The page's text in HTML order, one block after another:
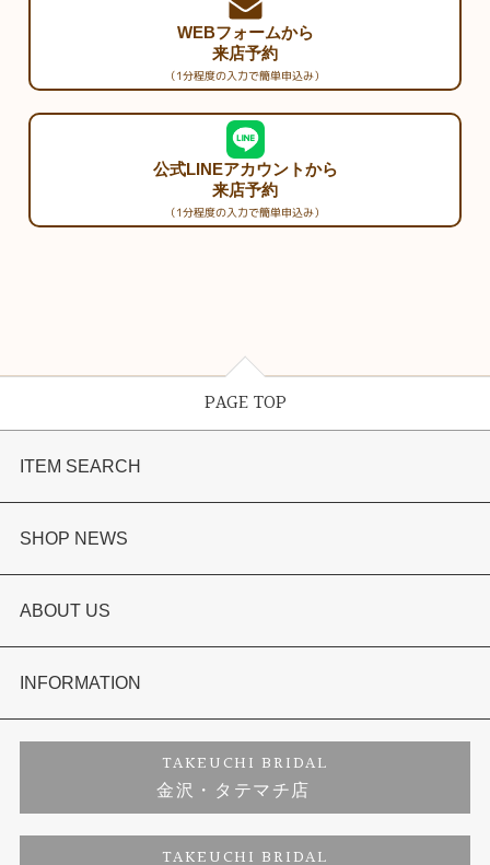
WEBフォームから
来店予約
（1分程度の入力で簡単申込み）
公式LINEアカウントから
来店予約
（1分程度の入力で簡単申込み）
PAGE TOP
ITEM SEARCH
婚約指輪
結婚指輪
セットリング
婚約ネックレス
ダイヤモンド
SHOP NEWS
選ばれる理由まとめ
お客様の声
プロポーズサポート
ブランドリスト
ABOUT US
会社概要
お客様の声
INFORMATION
TAKEUCHI BRIDAL
金沢・タテマチ店
TAKEUCHI BRIDAL